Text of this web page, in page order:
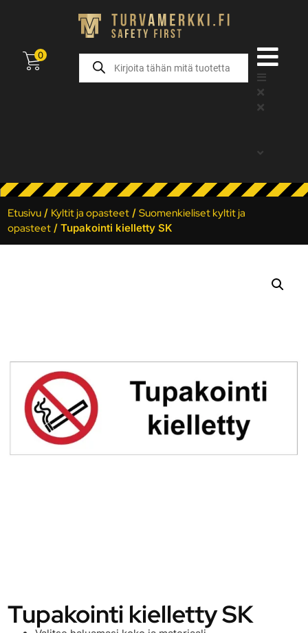
0
Etusivu / Kyltit ja opasteet /Suomenkieliset kyltit ja
opasteet / Tupakointi kielletty SK
Tupakointi kielletty SK